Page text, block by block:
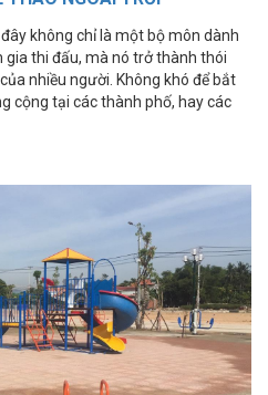
TRƯỜNG SPORT
không chỉ là một bộ môn dành
thi đấu, mà nó trở thành thói
nhiều người. Không khó để bắt
cộng tại các thành phố, hay các
luôn chú trọng hàng đầu. vì vậy,
vực mà Thiên Trường Sport luôn
đến cho quý khách hàng
nhất và bền bỉ nhất.